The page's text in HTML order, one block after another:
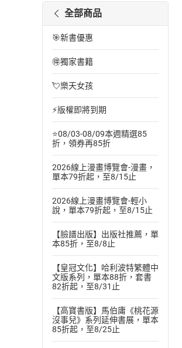
全部商品
🎯新書優惠
🉐獨家書籍
💘樂天女孩
⚡版權即將到期
⭐08/03-08/09本週精選85
折，領券再85折
2026線上漫畫博覽會-漫畫，
單本79折起，至8/15止
2026線上漫畫博覽會-輕小
說，單本79折起，至8/15止
【臉譜出版】出版社推薦，單
本85折，至8/8止
【皇冠文化】哈利波特繁體中
文版系列，單本88折，套書
82折起，至8/31止
【高寶書版】馬伯庸《桃花源
沒事兒》系列延伸書展，單本
85折起，至8/25止